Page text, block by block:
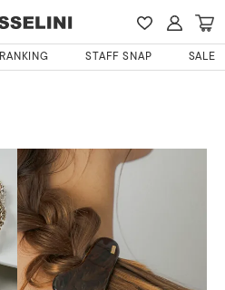
RANKING STAFF SNAP SALE